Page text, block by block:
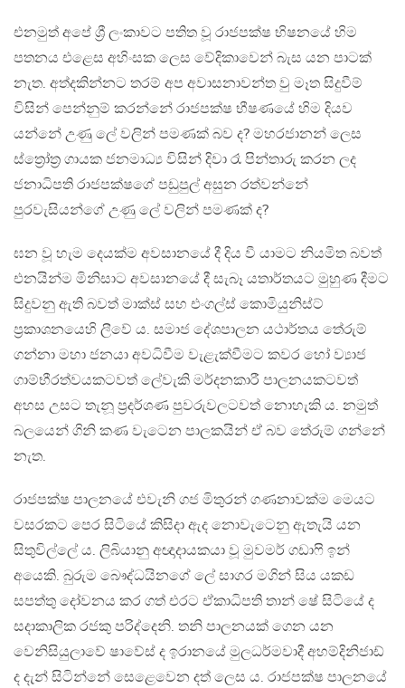
එනමුත් අපේ ශ්‍රී ලංකාවට පතිත වූ රාජපක්ෂ භිෂනයේ හිම
පතනය එළෙස අහිංසක ලෙස වේදිකාවෙන් බැස යන පාටක්
නැත. අත්දකින්නට තරම් අප අවාසනාවන්ත වු මෑත සිදුවීම්
විසින් පෙන්නුම් කරන්නේ රාජපක්ෂ භීෂණයේ හිම දියව
යන්නේ උණු ලේ වලින් පමණක් බව ද? මහරජානන් ලෙස
ස්ත්‍රෝත්‍ර ගායක ජනමාධ්‍ය විසින් දිවා රෑ පින්තාරු කරන ලද
ජනාධිපති රාජපක්ෂගේ පඩුපුල් අසුන රත්වන්නේ
පුරවැසියන්ගේ උණු ලේ වලින් පමණක් ද?
ඝන වූ හැම දෙයක්ම අවසානයේ දී දිය වී යාමට නියමිත බවත්
එනයින්ම මිනිසාට අවසානයේ දී සැබෑ යතාර්තයට මුහුණ දීමට
සිදුවනු ඇති බවත් මාක්ස් සහ එංගල්ස් කොමියුනිස්ට්
ප්‍රකාශනයෙහි ලීවේ ය. සමාජ දේශපාලන යථාර්තය තේරුම්
ගන්නා මහා ජනයා අවධිවීම වැළැක්වීමට කවර හෝ ව්‍යාජ
ගාම්භීරත්වයකටවත් ලේවැකි මර්දනකාරී පාලනයකටවත්
අහස උසට තැනූ ප්‍රදර්ශණ පුවරුවලටවත් නොහැකි ය. නමුත්
බලයෙන් ගිනි කණ වැටෙන පාලකයින් ඒ බව තේරුම් ගන්නේ
නැත.
රාජපක්ෂ පාලනයේ එවැනි ගජ මිතුරන් ගණනාවක්ම මෙයට
වසරකට පෙර සිටියේ කිසිදා ඇද නොවැටෙනු ඇතැයි යන
සිතුවිල්ලේ ය. ලිබියානු අඥාදායකයා වූ මුවමර් ගඩාෆි ඉන්
අයෙකි. බුරුම බෞද්ධයිනගේ ලේ සාගර මගින් සිය යකඩ
සපත්තු දෝවනය කර ගත් එරට ඒකාධිපති තාන් ෂේ සිටියේ ද
සදාකාලික රජකු පරිද්දෙනි. තනි පාලනයක් ගෙන යන
වෙනිසියුලාවේ ෂාවේස් ද ඉරානයේ මුලධර්මවාදී අහම්දිනිජාඩ්
ද දැන් සිටින්නේ සෙළෙවෙන දත් ලෙස ය. රාජපක්ෂ පාලනයේ